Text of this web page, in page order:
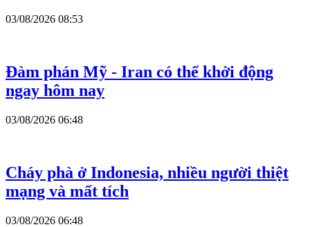
03/08/2026 08:53
Đàm phán Mỹ - Iran có thể khởi động
ngay hôm nay
03/08/2026 06:48
Cháy phà ở Indonesia, nhiều người thiệt
mạng và mất tích
03/08/2026 06:48